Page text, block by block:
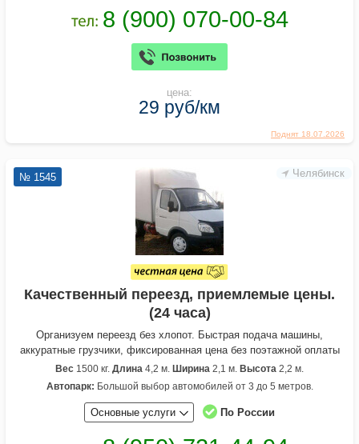
Поднят 18.07.2026
цена:
29 руб/км
Челябинск
№ 1545
Качественный переезд, приемлемые цены.
(24 часа)
Организуем переезд без хлопот. Быстрая подача машины,
аккуратные грузчики, фиксированная цена без поэтажной оплаты
Вес 1500 кг. Длина 4,2 м. Ширина 2,1 м. Высота 2,2 м.
Автопарк: Большой выбор автомобилей от 3 до 5 метров.
Основные услуги По России